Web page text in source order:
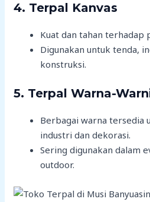
4. Terpal Kanvas
Kuat dan tahan terhadap
Digunakan untuk tenda,
konstruksi.
5. Terpal Warna-
Berbagai warna tersedia
industri dan dekorasi.
Sering digunakan dalam
outdoor.